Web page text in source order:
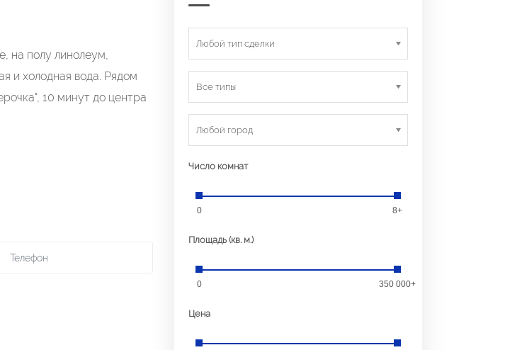
на полу линолеум,
и холодная вода. Рядом
10 минут до центра
Любой тип сделки
Все типы
Любой город
Число комнат
0 8+
Площадь (кв. м.)
0 350 000+
Цена